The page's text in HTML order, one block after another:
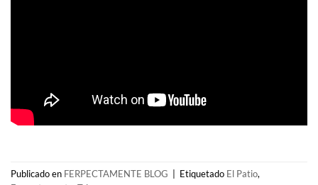
Publicado en FERPECTAMENTE BLOG Etiquetado El Patio,